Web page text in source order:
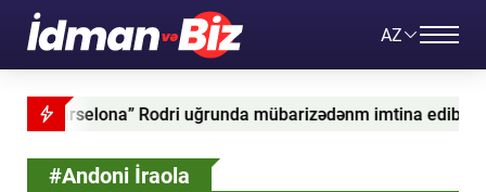
AZ
mübarizədənm imtina edib Konor Makqreqor
#Andoni İraola